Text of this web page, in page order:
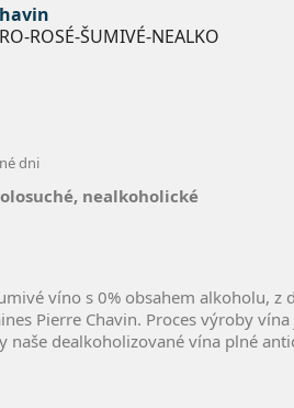
ROSÉ-ŠUMIVÉ-NEALKO
dni
nealkoholické
víno s 0% obsahem alkoholu, z
Pierre Chavin. Proces výroby vína
naše dealkoholizované vína plné